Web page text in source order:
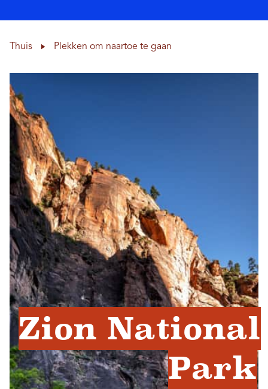
Thuis Plekken om naartoe te gaan
Zion National
Park